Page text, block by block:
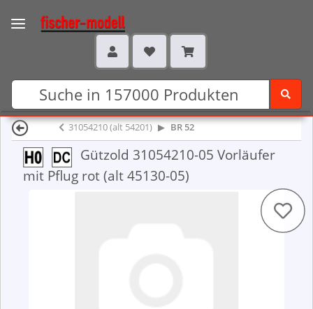
31054210 (alt 54201) BR 52
Gützold 31054210-05 Vorläufer
mit Pflug rot (alt 45130-05)